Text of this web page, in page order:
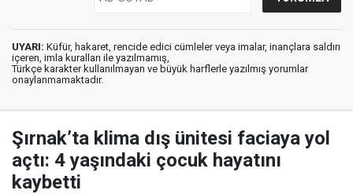
UYARI: Küfür, hakaret, rencide edici cümleler veya imalar, inançlara saldırı
içeren, imla kuralları ile yazılmamış,
Türkçe karakter kullanılmayan ve büyük harflerle yazılmış yorumlar
onaylanmamaktadır.
Şırnak’ta klima dış ünitesi faciaya yol
açtı: 4 yaşındaki çocuk hayatını
kaybetti